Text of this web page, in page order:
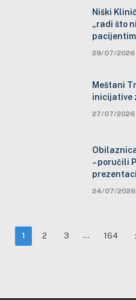
Niški
„radi što
29/07/2026
Meštani
inicijative
27/07/2026
– poručili
24/07/2026
1 2 3 … 164